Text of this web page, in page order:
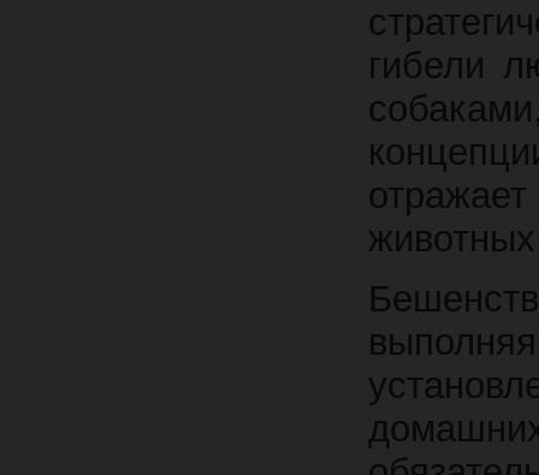
гибели